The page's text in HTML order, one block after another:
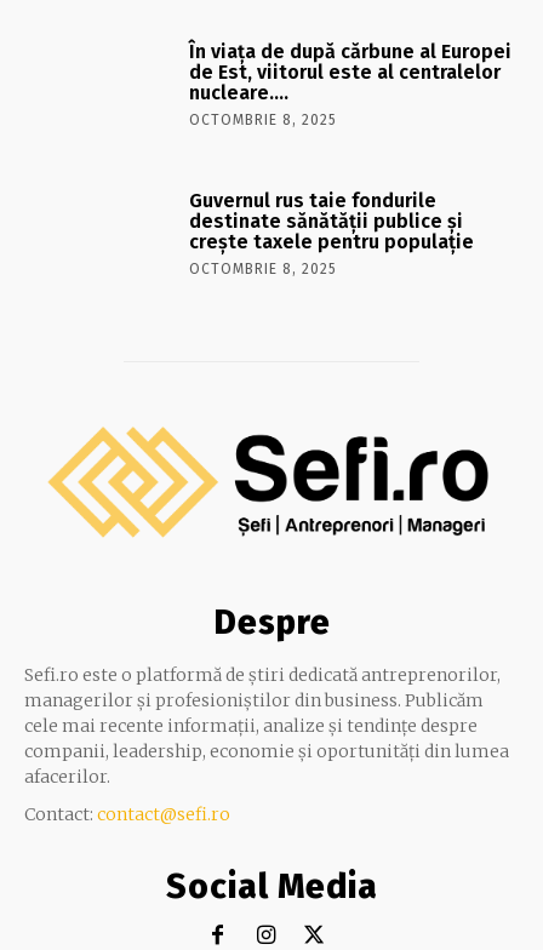
În viaţa de după cărbune al Europei
de Est, viitorul este al centralelor
nucleare….
OCTOMBRIE 8, 2025
Guvernul rus taie fondurile
destinate sănătății publice și
crește taxele pentru populație
OCTOMBRIE 8, 2025
Despre
Sefi.ro este o platformă de știri dedicată antreprenorilor,
managerilor și profesioniștilor din business. Publicăm
cele mai recente informații, analize și tendințe despre
companii, leadership, economie și oportunități din lumea
afacerilor.
Contact: contact@sefi.ro
Social Media